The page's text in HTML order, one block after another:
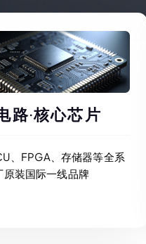
路·核心芯片
、FPGA、存储器等全系
原装国际一线品牌